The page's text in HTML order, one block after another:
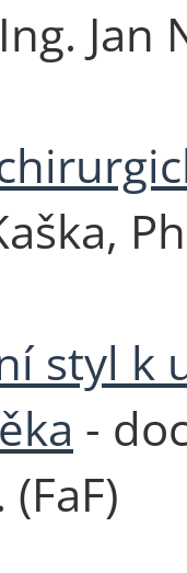
Jan
styl k
-